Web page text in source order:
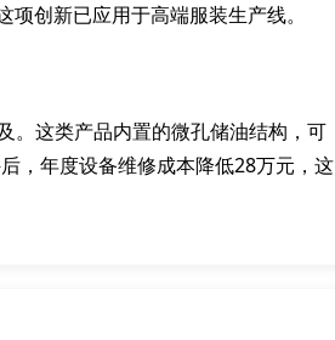
创新已应用于高端服装生产线。
。这类产品内置的微孔储油结构，可
，年度设备维修成本降低28万元，这